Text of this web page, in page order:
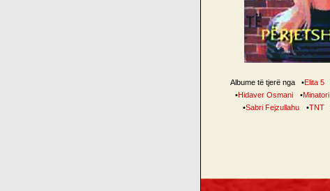
Albume të tjerë nga •Elita 5
•Hidaver Osmani •Minatori
•Sabri Fejzullahu •TNT